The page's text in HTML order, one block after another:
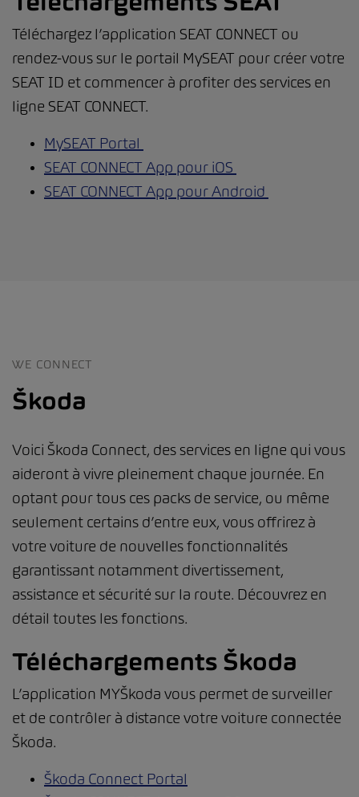
Téléchargez l’application SEAT CONNECT ou
rendez-vous sur le portail MySEAT pour créer votre
SEAT ID et commencer à profiter des services en
ligne SEAT CONNECT.
MySEAT Portal
SEAT CONNECT App pour iOS
SEAT CONNECT App pour Android
WE CONNECT
Škoda
Voici Škoda Connect, des services en ligne qui vous
aideront à vivre pleinement chaque journée. En
optant pour tous ces packs de service, ou même
seulement certains d’entre eux, vous offrirez à
votre voiture de nouvelles fonctionnalités
garantissant notamment divertissement,
assistance et sécurité sur la route. Découvrez en
détail toutes les fonctions.
Téléchargements Škoda
L’application MYŠkoda vous permet de surveiller
et de contrôler à distance votre voiture connectée
Škoda.
Škoda Connect Portal